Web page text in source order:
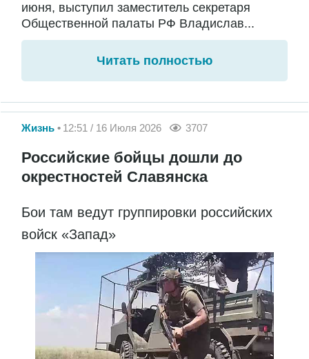
июня, выступил заместитель секретаря
Общественной палаты РФ Владислав...
Читать полностью
Жизнь 12:51 / 16 Июля 2026 3707
Российские бойцы дошли до
окрестностей Славянска
Бои там ведут группировки российских
войск «Запад»